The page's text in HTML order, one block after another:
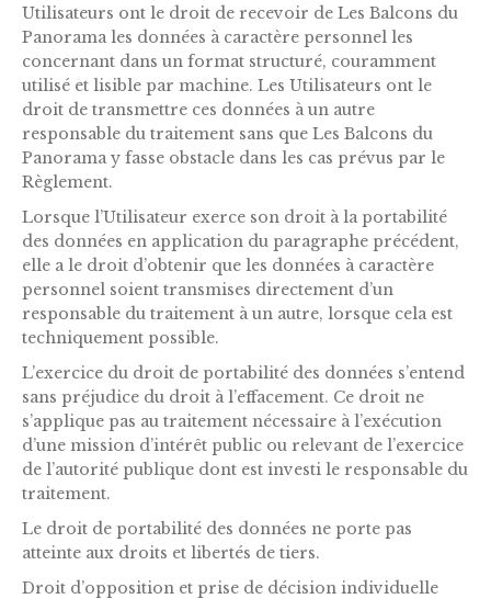
Utilisateurs ont le droit de recevoir de Les Balcons du
Panorama les données à caractère personnel les
concernant dans un format structuré, couramment
utilisé et lisible par machine. Les Utilisateurs ont le
droit de transmettre ces données à un autre
responsable du traitement sans que Les Balcons du
Panorama y fasse obstacle dans les cas prévus par le
Règlement.
Lorsque l’Utilisateur exerce son droit à la portabilité
des données en application du paragraphe précédent,
elle a le droit d’obtenir que les données à caractère
personnel soient transmises directement d’un
responsable du traitement à un autre, lorsque cela est
techniquement possible.
L’exercice du droit de portabilité des données s’entend
sans préjudice du droit à l’effacement. Ce droit ne
s’applique pas au traitement nécessaire à l’exécution
d’une mission d’intérêt public ou relevant de l’exercice
de l’autorité publique dont est investi le responsable du
traitement.
Le droit de portabilité des données ne porte pas
atteinte aux droits et libertés de tiers.
Droit d’opposition et prise de décision individuelle